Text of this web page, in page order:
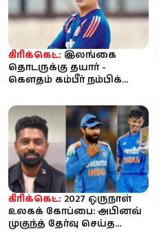
கிரிக்கெட்: இலங்கை
தொடருக்கு தயார் -
கௌதம் கம்பீர் நம்பிக்கை;
கிரிக்கெட்: 2027 ஒருநாள்
உலகக் கோப்பை: அபினவ்
முகுந்த் தேர்வு செய்த